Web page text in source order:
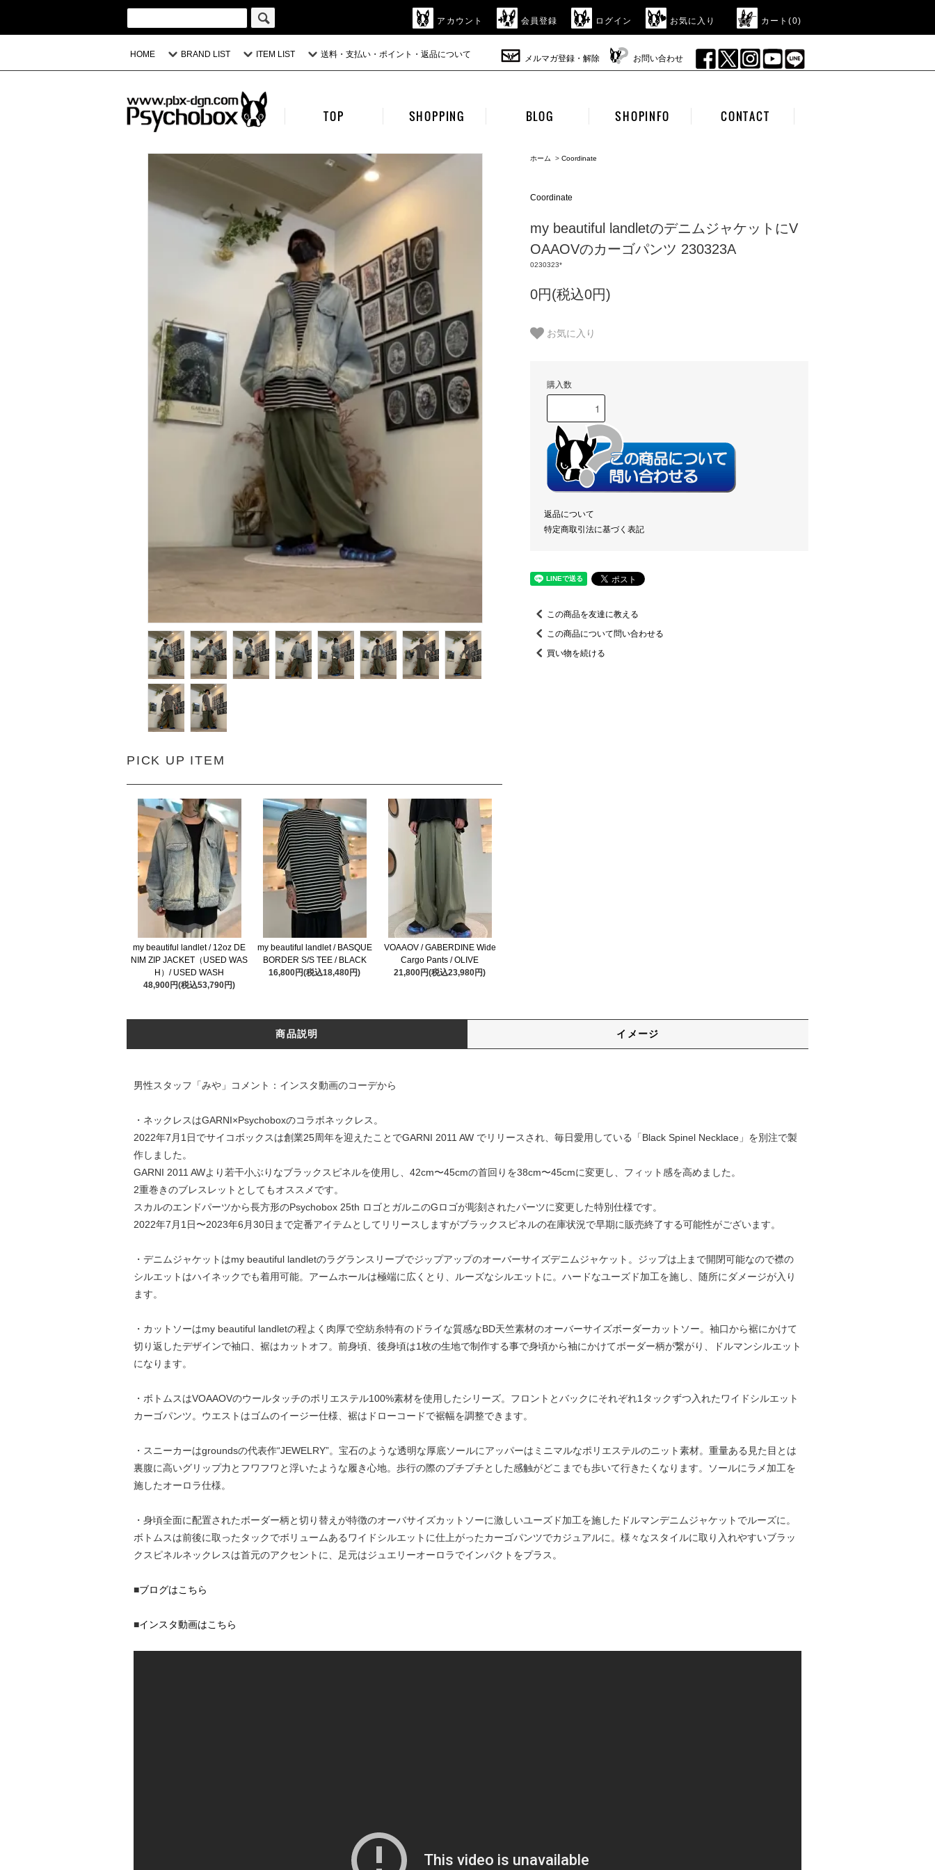
アカウント 会員登録 ログイン お気に入り カート(0)
HOME BRAND LIST ITEM LIST 送料・支払い・ポイント・返品について メルマガ登録・解除 お問い合わせ
TOP SHOPPING BLOG SHOPINFO CONTACT
PICK UP ITEM
my beautiful landlet / 12oz DE
NIM ZIP JACKET（USED WAS
H）/ USED WASH
48,900円(税込53,790円)
my beautiful landlet / BASQUE
BORDER S/S TEE / BLACK
16,800円(税込18,480円)
VOAAOV / GABERDINE Wide
Cargo Pants / OLIVE
21,800円(税込23,980円)
ホーム > Coordinate
Coordinate
my beautiful landletのデニムジャケットにV
OAAOVのカーゴパンツ 230323A
0230323*
0円(税込0円)
お気に入り
購入数
返品について
特定商取引法に基づく表記
この商品を友達に教える
この商品について問い合わせる
買い物を続ける
商品説明 イメージ
男性スタッフ「みや」コメント：インスタ動画のコーデから
・ネックレスはGARNI×Psychoboxのコラボネックレス。
2022年7月1日でサイコボックスは創業25周年を迎えたことでGARNI 2011 AW でリリースされ、毎日愛用している「Black Spinel Necklace」を別注で製
作しました。
GARNI 2011 AWより若干小ぶりなブラックスピネルを使用し、42cm〜45cmの首回りを38cm〜45cmに変更し、フィット感を高めました。
2重巻きのブレスレットとしてもオススメです。
スカルのエンドパーツから長方形のPsychobox 25th ロゴとガルニのGロゴが彫刻されたパーツに変更した特別仕様です。
2022年7月1日〜2023年6月30日まで定番アイテムとしてリリースしますがブラックスピネルの在庫状況で早期に販売終了する可能性がございます。
・デニムジャケットはmy beautiful landletのラグランスリーブでジップアップのオーバーサイズデニムジャケット。ジップは上まで開閉可能なので襟の
シルエットはハイネックでも着用可能。アームホールは極端に広くとり、ルーズなシルエットに。ハードなユーズド加工を施し、随所にダメージが入り
ます。
・カットソーはmy beautiful landletの程よく肉厚で空紡糸特有のドライな質感なBD天竺素材のオーバーサイズボーダーカットソー。袖口から裾にかけて
切り返したデザインで袖口、裾はカットオフ。前身頃、後身頃は1枚の生地で制作する事で身頃から袖にかけてボーダー柄が繋がり、ドルマンシルエット
になります。
・ボトムスはVOAAOVのウールタッチのポリエステル100%素材を使用したシリーズ。フロントとバックにそれぞれ1タックずつ入れたワイドシルエット
カーゴパンツ。ウエストはゴムのイージー仕様、裾はドローコードで裾幅を調整できます。
・スニーカーはgroundsの代表作“JEWELRY”。宝石のような透明な厚底ソールにアッパーはミニマルなポリエステルのニット素材。重量ある見た目とは
裏腹に高いグリップ力とフワフワと浮いたような履き心地。歩行の際のプチプチとした感触がどこまでも歩いて行きたくなります。ソールにラメ加工を
施したオーロラ仕様。
・身頃全面に配置されたボーダー柄と切り替えが特徴のオーバサイズカットソーに激しいユーズド加工を施したドルマンデニムジャケットでルーズに。
ボトムスは前後に取ったタックでボリュームあるワイドシルエットに仕上がったカーゴパンツでカジュアルに。様々なスタイルに取り入れやすいブラッ
クスピネルネックレスは首元のアクセントに、足元はジュエリーオーロラでインパクトをプラス。
■ブログはこちら
■インスタ動画はこちら